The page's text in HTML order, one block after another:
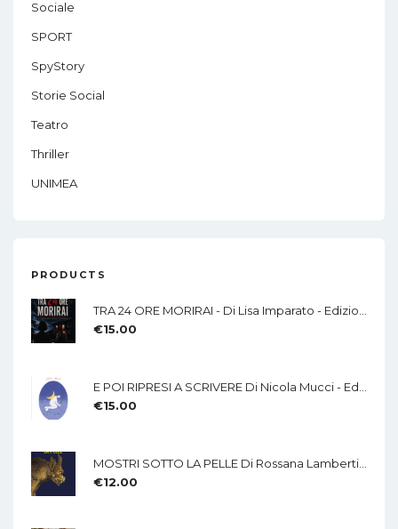
Sociale
SPORT
SpyStory
Storie Social
Teatro
Thriller
UNIMEA
PRODUCTS
€15.00
€15.00
€12.00